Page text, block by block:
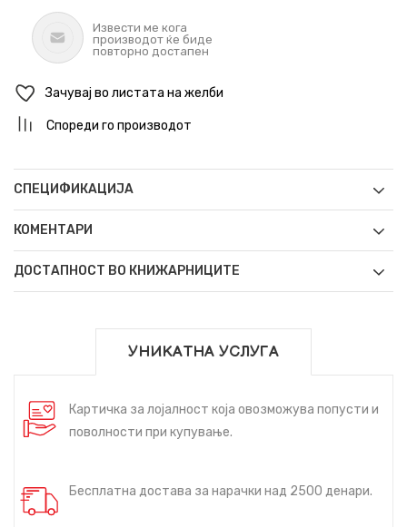
Извести ме кога
производот ќе биде
повторно достапен
Зачувај во листата на желби
Спореди го производот
СПЕЦИФИКАЦИЈА
КОМЕНТАРИ
ДОСТАПНОСТ ВО КНИЖАРНИЦИТЕ
УНИКАТНА УСЛУГА
Картичка за лојалност која овозможува попусти и
поволности при купување.
Бесплатна достава за нарачки над 2500 денари.